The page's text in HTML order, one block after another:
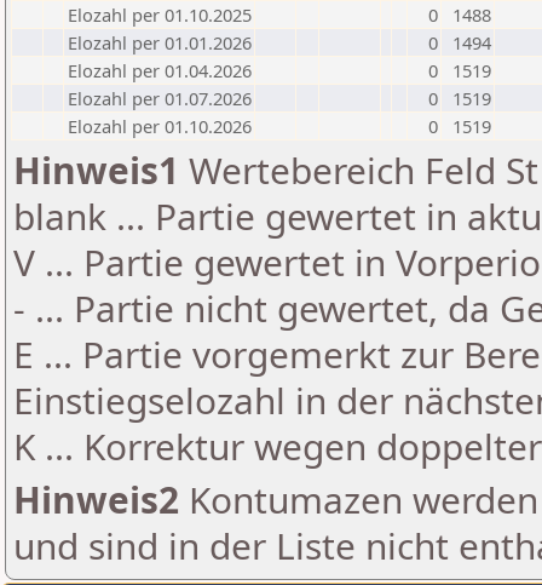
Elozahl per 01.10.2025
0
1488
Elozahl per 01.01.2026
0
1494
Elozahl per 01.04.2026
0
1519
Elozahl per 01.07.2026
0
1519
Elozahl per 01.10.2026
0 1519
Hinweis1 Wertebereich Feld
blank ... Partie gewertet in
V ... Partie gewertet in
- ... Partie nicht gewertet, da
E ... Partie vorgemerkt zur
Einstiegselozahl in der
K ... Korrektur wegen
Hinweis2 Kontumazen
und sind in der Liste nicht